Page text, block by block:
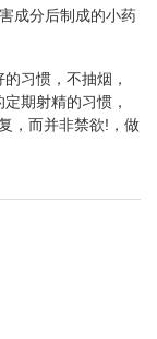
成分后制成的小药
习惯，不抽烟，
期射精的习惯，
，而并非禁欲!，做